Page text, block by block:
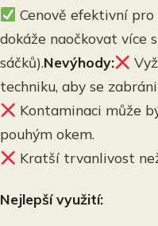
Cenově efektivní
dokáže naočkovat více
sáčků).Nevýhody:
techniku, aby se
Kontaminaci může
pouhým okem.
Kratší trvanlivost
Nejlepší využití: